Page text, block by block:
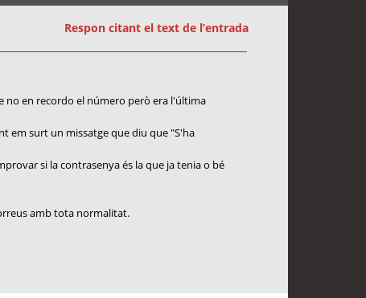
Respon citant el text de l’entrada
no en recordo el número però era l'última
em surt un missatge que diu que "S'ha
si la contrasenya és la que ja tenia o bé
amb tota normalitat.